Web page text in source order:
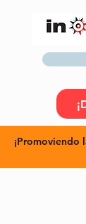
¡Promoviendo